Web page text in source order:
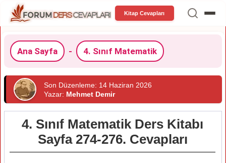
Kitap Cevapları
Ana Sayfa - 4. Sınıf Matematik
Son Düzenleme: 14 Haziran 2026
Yazar: Mehmet Demir
4. Sınıf Matematik Ders Kitabı
Sayfa 274-276. Cevapları